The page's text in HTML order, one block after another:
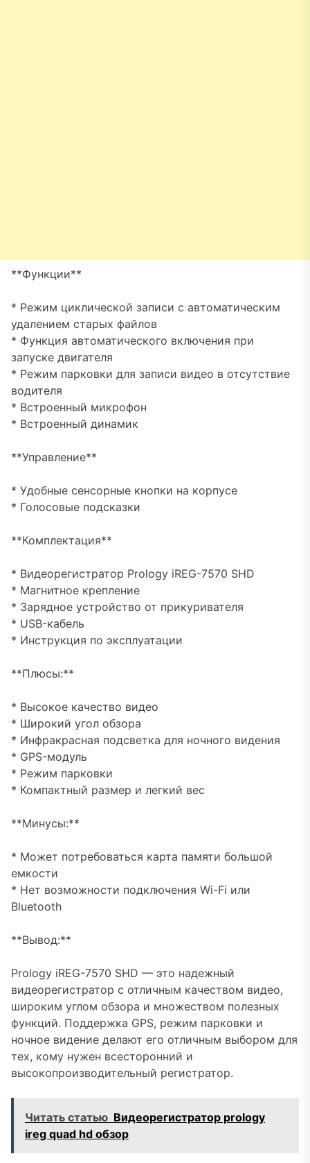
**Функции**
* Режим циклической записи с автоматическим
удалением старых файлов
* Функция автоматического включения при
запуске двигателя
* Режим парковки для записи видео в отсутствие
водителя
* Встроенный микрофон
* Встроенный динамик
**Управление**
* Удобные сенсорные кнопки на корпусе
* Голосовые подсказки
**Комплектация**
* Видеорегистратор Prology iREG-7570 SHD
* Магнитное крепление
* Зарядное устройство от прикуривателя
* USB-кабель
* Инструкция по эксплуатации
**Плюсы:**
* Высокое качество видео
* Широкий угол обзора
* Инфракрасная подсветка для ночного видения
* GPS-модуль
* Режим парковки
* Компактный размер и легкий вес
**Минусы:**
* Может потребоваться карта памяти большой
емкости
* Нет возможности подключения Wi-Fi или
Bluetooth
**Вывод:**
Prology iREG-7570 SHD — это надежный
видеорегистратор с отличным качеством видео,
широким углом обзора и множеством полезных
функций. Поддержка GPS, режим парковки и
ночное видение делают его отличным выбором для
тех, кому нужен всесторонний и
высокопроизводительный регистратор.
Читать статью Видеорегистратор prology
ireg quad hd обзор